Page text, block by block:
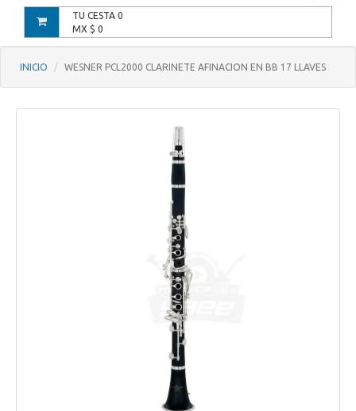
TU CESTA 0
MX $ 0
INICIO WESNER PCL2000 CLARINETE AFINACION EN BB 17 LLAVES